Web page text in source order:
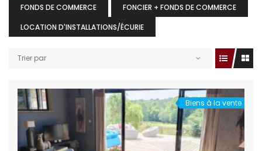
FONDS DE COMMERCE
FONCIER + FONDS DE COMMERCE
LOCATION D'INSTALLATIONS/ÉCURIE
Trier par
Biens à la vente